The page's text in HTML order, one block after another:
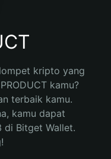
kripto yang
kamu?
terbaik kamu.
kamu dapat
di Bitget Wallet.